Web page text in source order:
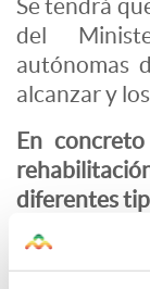
Se tendrá
del
autónomas
alcanzar y
En
diferentes